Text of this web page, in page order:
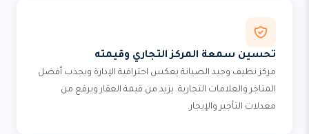
تحسين سمعة المركز التجاري وقيمته
مركز نظيف وجيد الصيانة يعكس احترافية الإدارة ويجذب أفضل
المتاجر والعلامات التجارية. يزيد من قيمة العقار ويرفع من
معدلات التأجير والإيجار.